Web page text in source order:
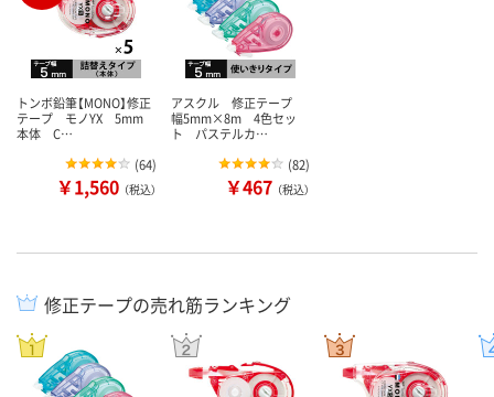
トンボ鉛筆【MONO】修正
テープ モノYX 5mm
本体 C…
(64)
￥1,560 （税込）
アスクル 修正テープ
幅5mm×8m 4色セッ
ト パステルカ…
(82)
￥467 （税込）
修正テープの売れ筋ランキング